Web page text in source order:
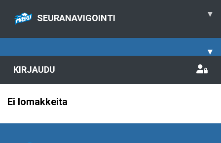
SEURANAVIGOINTI ▾
▾
KIRJAUDU
Ei lomakkeita